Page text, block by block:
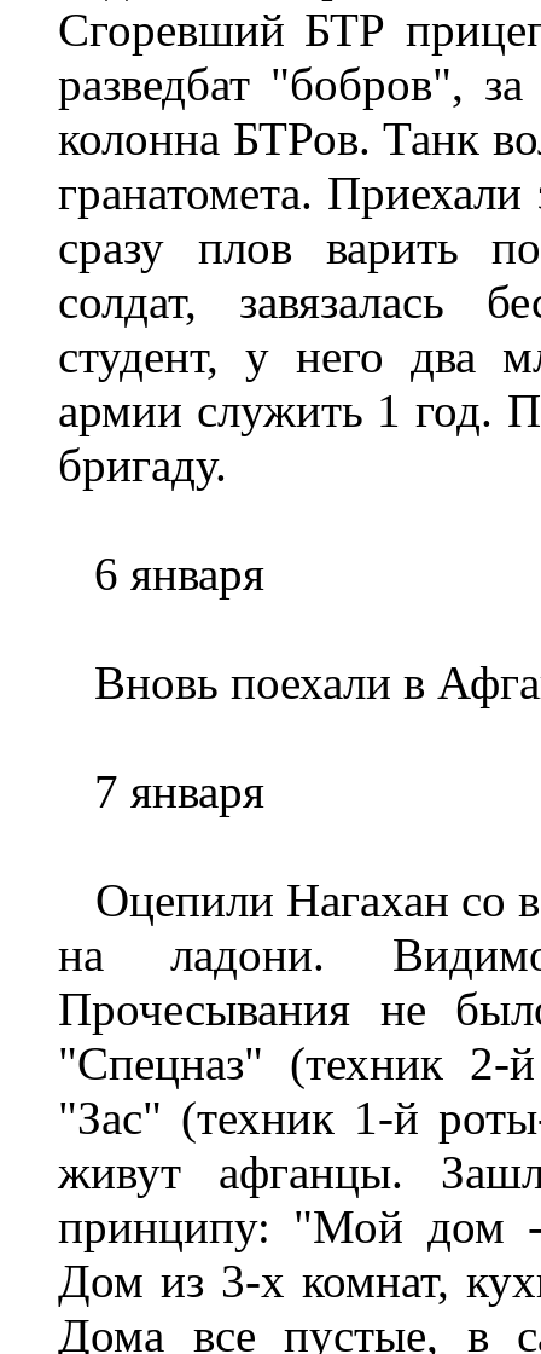
Сгоревший БТР
разведбат "бобров",
колонна БТРов. Танк
гранатомета.
сразу плов варить
солдат, завязалась
студент, у него два
армии служить 1 год.
бригаду.
6 января
Вновь поехали в
7 января
Оцепили Нагахан со
на ладони.
Прочесывания не
"Спецназ" (техник
"Зас" (техник 1-й
живут афганцы.
принципу: "Мой дом -
Дом из 3-х комнат,
Дома все пустые, в